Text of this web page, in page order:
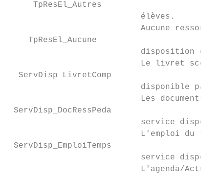
     TpResEl_Autres
élèves.
Aucune
    TpResEl_Aucune
disposition
Le livret
  ServDisp_LivretComp
disponible par
Les documents
ServDisp_DocRessPeda
service
L'emploi du
ServDisp_EmploiTemps
service
L'agenda/